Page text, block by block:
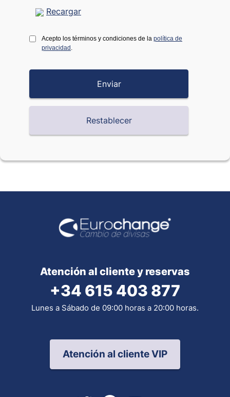
Recargar
Acepto los términos y condiciones de la política de
privacidad .
Atención al cliente y reservas
+34 615 403 877
Lunes a Sábado de 09:00 horas a 20:00 horas.
Atención al cliente VIP